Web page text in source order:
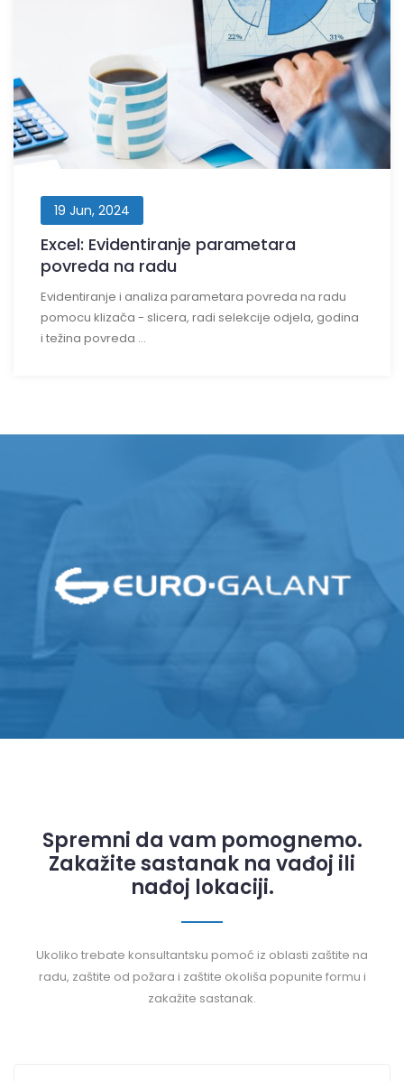
19 Jun, 2024
Excel: Evidentiranje parametara
povreda na radu
Evidentiranje i analiza parametara povreda na radu
pomocu klizača - slicera, radi selekcije odjela, godina
i težina povreda ...
Spremni da vam pomognemo.
Zakažite sastanak na vađoj ili
nađoj lokaciji.
Ukoliko trebate konsultantsku pomoć iz oblasti zaštite na
radu, zaštite od požara i zaštite okoliša popunite formu i
zakažite sastanak.